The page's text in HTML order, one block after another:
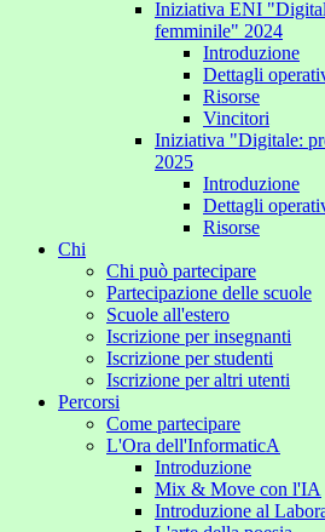
Iniziativa ENI
femminile" 2024
Introduzione
Dettagli
Risorse
Vincitori
Iniziativa "Digitale:
2025
Introduzione
Dettagli
Risorse
Chi
Chi può partecipare
Partecipazione delle scuole
Scuole all'estero
Iscrizione per insegnanti
Iscrizione per studenti
Iscrizione per altri utenti
Percorsi
Come partecipare
L'Ora dell'InformaticA
Introduzione
Mix & Move con l'IA
Introduzione al